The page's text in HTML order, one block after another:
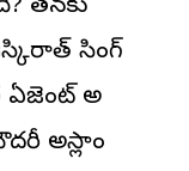
తనకు
సింగ్
అని
అస్లాం